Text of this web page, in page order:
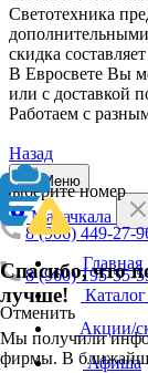
Светотехника
скидка
В Евросвете Вы
или с доставкой
Работаем с
Назад
Выберите номер
8 (906) 449-27-
8 (960) 195-55-
Отменить
Спасибо, что
лучше!
Мы получили
фирмы. В
Меню
Махачкала
Главная
Акции/
Афиша